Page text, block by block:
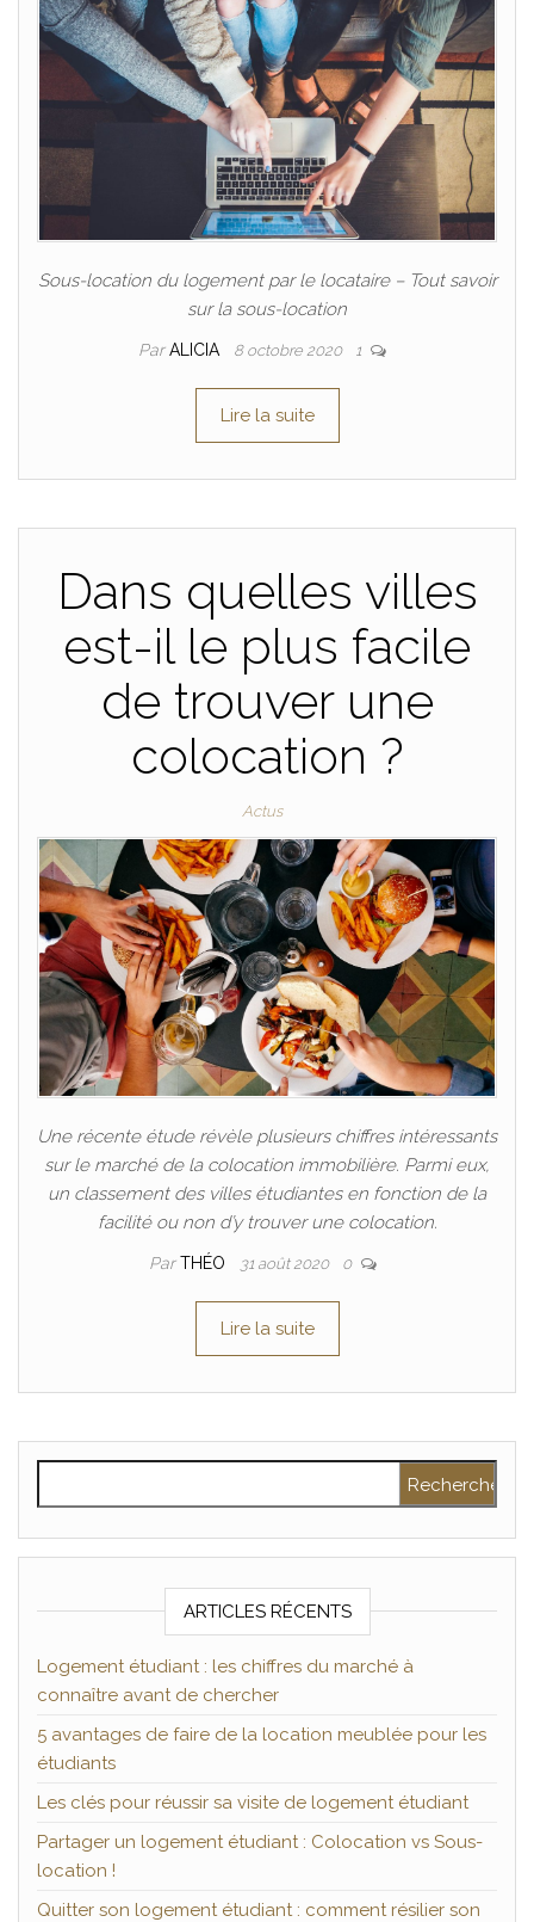
Sous-location du logement par le locataire – Tout savoir
sur la sous-location
ParALICIA 8 octobre 2020 1
Lire la suite
Dans quelles villes
est-il le plus facile
de trouver une
colocation ?
Actus
Une récente étude révèle plusieurs chiffres intéressants
sur le marché de la colocation immobilière. Parmi eux,
un classement des villes étudiantes en fonction de la
facilité ou non d’y trouver une colocation.
ParTHÉO 31 août 2020 0
Lire la suite
ARTICLES RÉCENTS
Logement étudiant : les chiffres du marché à
connaître avant de chercher
5 avantages de faire de la location meublée pour les
étudiants
Les clés pour réussir sa visite de logement étudiant
Partager un logement étudiant : Colocation vs Sous-
location !
Quitter son logement étudiant : comment résilier son